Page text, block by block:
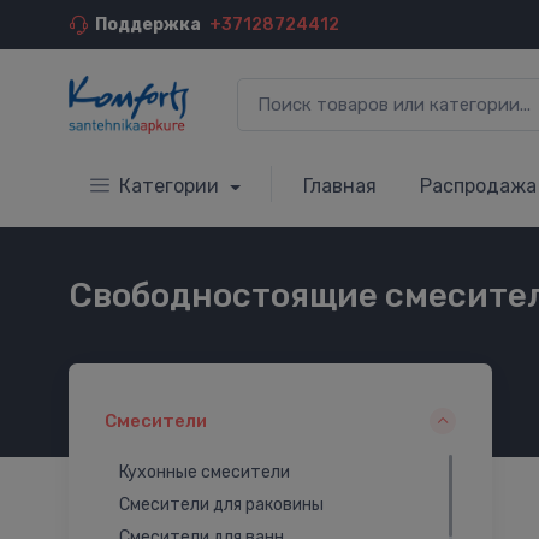
Поддержка +37128724412
Категории Главная Распродажа
Свободностоящие
Смесители
Кухонные смесители
Смесители для раковины